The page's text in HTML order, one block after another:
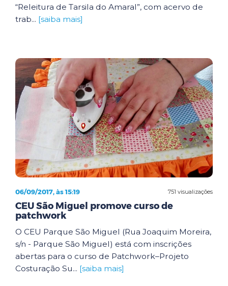
“Releitura de Tarsila do Amaral”, com acervo de
trab... [saiba mais]
751 visualizações
06/09/2017, às 15:19
CEU São Miguel promove curso de
patchwork
O CEU Parque São Miguel (Rua Joaquim Moreira,
s/n - Parque São Miguel) está com inscrições
abertas para o curso de Patchwork–Projeto
Costuração Su... [saiba mais]